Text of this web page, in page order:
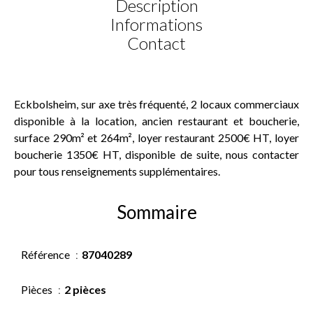
Description
Informations
Contact
Eckbolsheim, sur axe très fréquenté, 2 locaux commerciaux
disponible à la location, ancien restaurant et boucherie,
surface 290m² et 264m², loyer restaurant 2500€ HT, loyer
boucherie 1350€ HT, disponible de suite, nous contacter
pour tous renseignements supplémentaires.
Sommaire
Référence 87040289
Pièces 2 pièces